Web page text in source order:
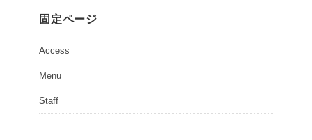
固定ページ
Access
Menu
Staff